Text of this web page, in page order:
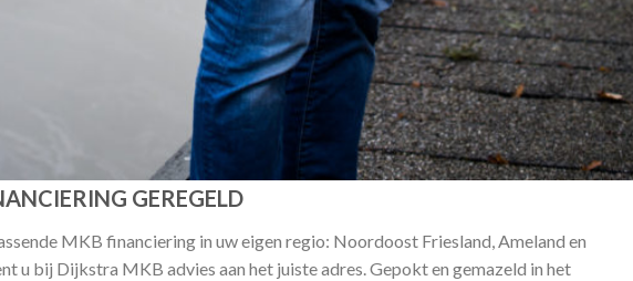
GEREGELD
MKB financiering in uw eigen regio: Noordoost Friesland, Ameland en
u bij Dijkstra MKB advies aan het juiste adres. Gepokt en gemazeld in het